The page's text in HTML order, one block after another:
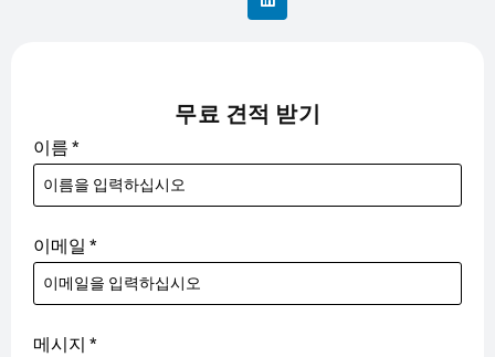
무료 견적 받기
이름 *
이메일 *
메시지 *